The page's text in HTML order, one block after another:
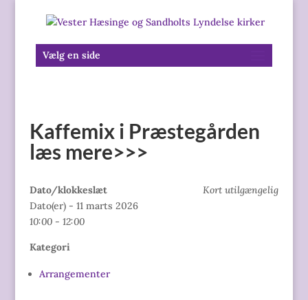
Vælg en side
Kaffemix i Præstegården
læs mere>>>
Kort utilgængelig
Dato/klokkeslæt
Dato(er) - 11 marts 2026
10:00 - 12:00
Kategori
Arrangementer